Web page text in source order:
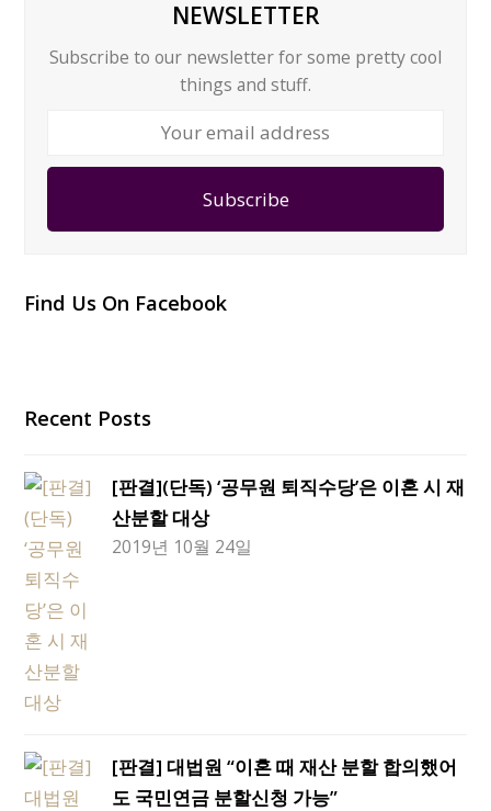
NEWSLETTER
Subscribe to our newsletter for some pretty cool
things and stuff.
Subscribe
Find Us On Facebook
Recent Posts
[판결](단독) ‘공무원 퇴직수당’은 이혼 시 재
산분할 대상
2019년 10월 24일
[판결] 대법원 “이혼 때 재산 분할 합의했어
도 국민연금 분할신청 가능”